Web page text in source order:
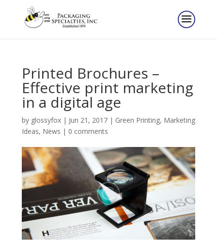
Printed Brochures –
Effective print marketing
in a digital age
by glossyfox| Jun 21, 2017| Green Printing, Marketing
Ideas, News | 0 comments